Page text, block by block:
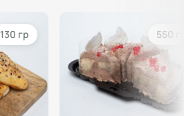
130 гр 550 гр